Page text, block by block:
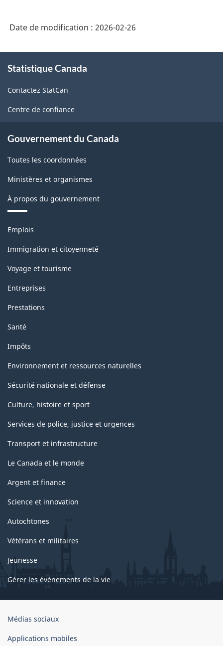
Date de modification : 2026-02-26
propos
ce
site
Statistique Canada
Contactez StatCan
Centre de confiance
Gouvernement du Canada
Toutes les coordonnées
Ministères et organismes
À propos du gouvernement
Thèmes
sujets
Emplois
Immigration et citoyenneté
Voyage et tourisme
Entreprises
Prestations
Santé
Impôts
Environnement et ressources naturelles
Sécurité nationale et défense
Culture, histoire et sport
Services de police, justice et urgences
Transport et infrastructure
Le Canada et le monde
Argent et finance
Science et innovation
Autochtones
Vétérans et militaires
Jeunesse
Gérer les événements de la vie
Organisation
gouvernement
Médias sociaux
Applications mobiles